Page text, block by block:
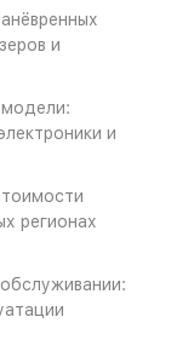
и
модели:
и
регионах